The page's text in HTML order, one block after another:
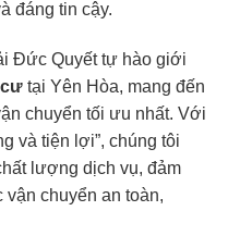
đáng tin cậy.
Đức Quyết tự hào giới
tại Yên Hòa, mang đến
chuyển tối ưu nhất. Với
và tiện lợi”, chúng tôi
lượng dịch vụ, đảm
chuyển an toàn,